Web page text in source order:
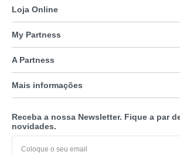
Loja Online
My Partness
A Partness
Mais informações
Receba a nossa Newsletter. Fique a par
novidades.